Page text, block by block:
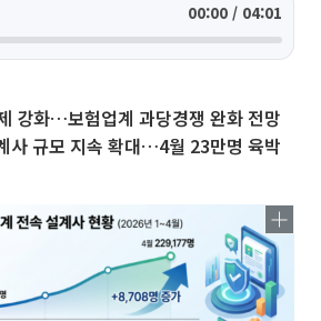
00:00 / 04:01
강화…보험업계 과당경쟁 완화 전망
사 규모 지속 확대…4월 23만명 육박